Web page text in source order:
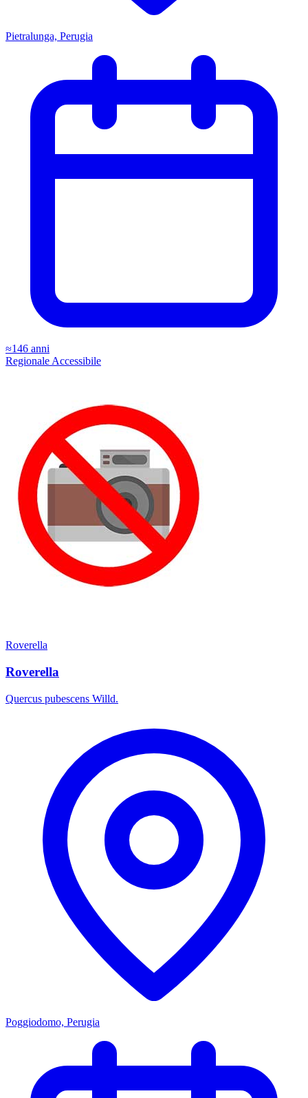
Pietralunga, Perugia
≈146 anni
Regionale Accessibile
Roverella
Roverella
Quercus pubescens Willd.
Poggiodomo, Perugia